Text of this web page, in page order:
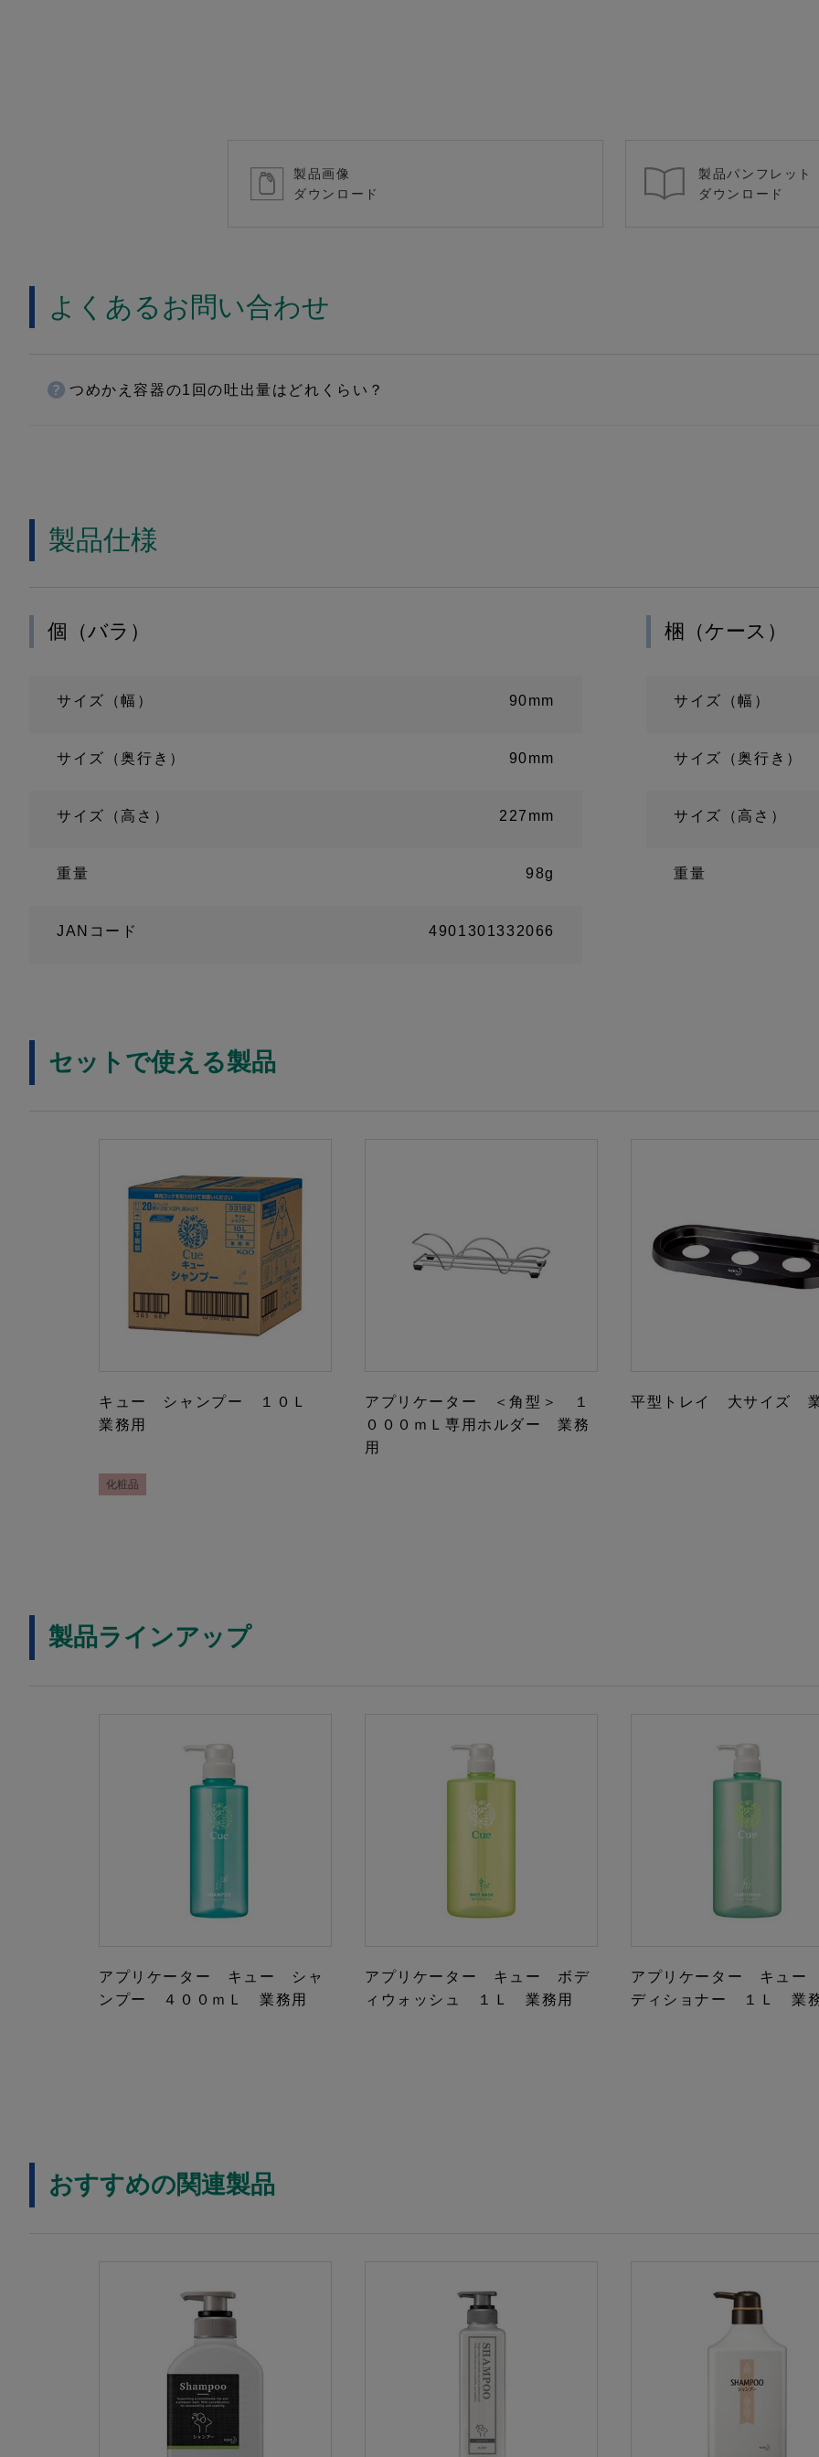
製品画像
ダウンロード
製品パンフレット
ダウンロード
よくあるお問い合わせ
つめかえ容器の1回の吐出量はどれくらい？
製品仕様
個（バラ）
サイズ（幅） 90mm
サイズ（奥行き） 90mm
サイズ（高さ） 227mm
重量 98g
JANコード 4901301332066
梱（ケース）
サイズ（幅）
サイズ（奥行き）
サイズ（高さ）
重量
セットで使える製品
キュー シャンプー １０Ｌ
業務用
化粧品
アプリケーター ＜角型＞ １
０００ｍＬ専用ホルダー 業務
用
平型トレイ 大サイズ
製品ラインアップ
アプリケーター キュー シャ
ンプー ４００ｍＬ 業務用
アプリケーター キュー ボデ
ィウォッシュ １Ｌ 業務用
アプリケーター キュー
ディショナー １Ｌ 業
おすすめの関連製品